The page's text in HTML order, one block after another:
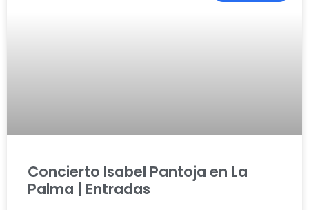
Concierto Isabel Pantoja en La
Palma | Entradas